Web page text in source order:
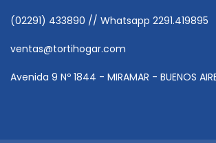
(02291) 433890 // Whatsapp 2291.419895
ventas@tortihogar.com
Avenida 9 Nº 1844 - MIRAMAR - BUENOS